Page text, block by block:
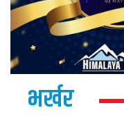
भर्खर